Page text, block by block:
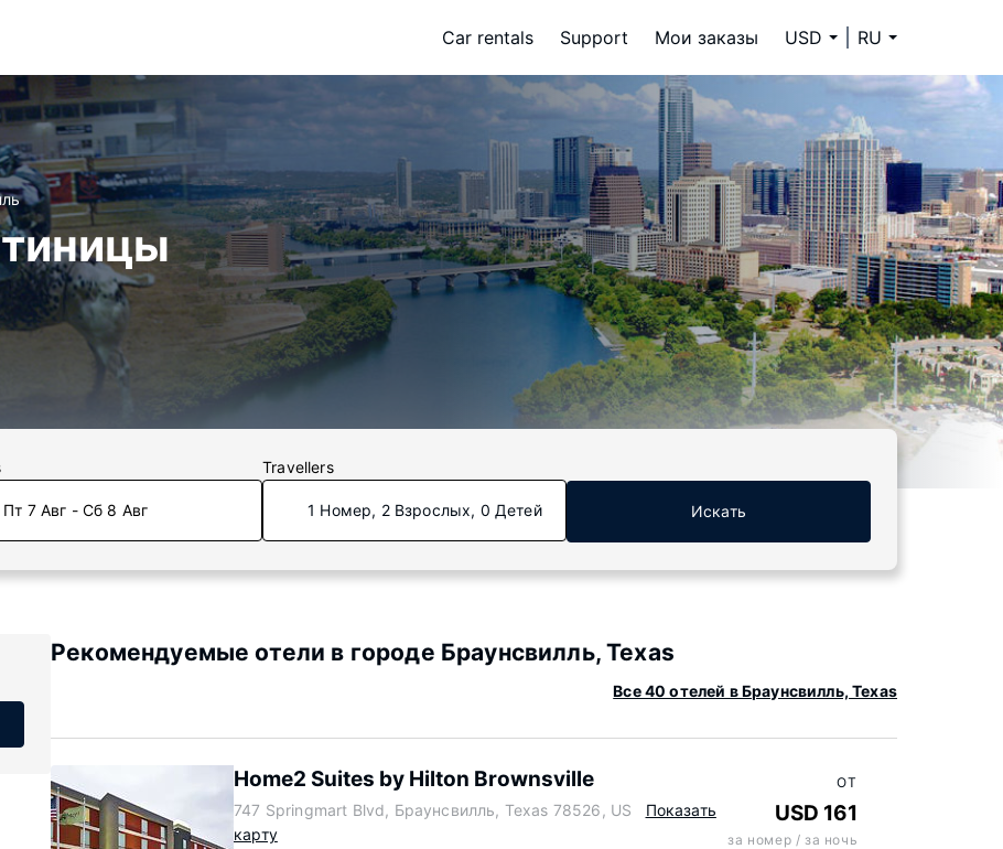
Car rentals Support Мои заказы USD RU
Пт 7 Авг - Сб 8 Авг
Travellers
1 Номер, 2 Взрослых, 0 Детей Искать
Рекомендуемые отели в городе Браунсвилль, Texas
Все 40 отелей в Браунсвилль, Texas
Home2 Suites by Hilton Brownsville
747 Springmart Blvd, Браунсвилль, Texas 78526, US
Показать
карту
ОТ
USD 161
за номер / за ночь